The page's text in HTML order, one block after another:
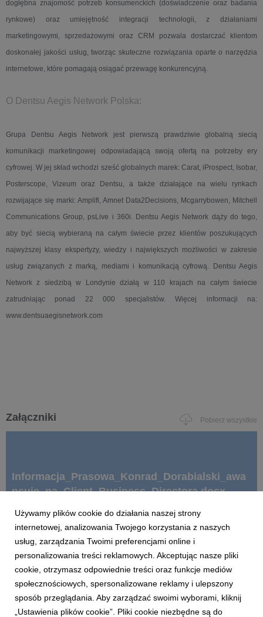
dogłębna znajomość potrzeb konsumenckich (doświadczenie oraz badania
rynkowe) oraz umiejętność integracji technologii, z działaniami
marketingowymi, sprzedażowymi oraz CRM pozwala dostarczać klientom
doskonałej jakości usług, tworząc skuteczne rozwiązania oparte o narzędzia
internetowe, które pomagają osiągać przewagę konkurencyjną.
O Dentsu Aegis Network Polska:
Grupa Dentsu Aegis Network jest pierwszą prawdziwie globalną siecią
komunikacji marketingowej odpowiadającą swoją ofertą na potrzeby ery
cyfrowej. W jej skład wchodzi sześć globalnych marek: Carat, iProspect, Isobar,
Posterscope, Vizeum oraz Dentsu, a także działające na wielu rynkach
rozwijające się marki: Amplifi, Amnet Data2Decisions, Mcgarrybowen, Mitchell
Communications Group, psLive i 360i. Dentsu Aegis Network dąży do tego,
aby być siecią wybieraną na całym świecie przez klientów poszukujących
najwyższej klasy ekspertyzy, wiedzy i największych możliwości w zakresie
usług związanych z marką, mediami i komunikacją cyfrową. Dentsu Aegis
Network z siedzibą w Londynie działą w 110 krajach na całym świecie
zatrudniając ponad 22 000 specjalistów. Więcej informacji na:
www.dentsuaegisnetwork.com
Załączniki Pobierz wszystkie
Informacja_Prasowa_Konrad_Dorabialski_awa
nsuje_na_Client_Business_Directora.docx
docx|737 KB
Używamy plików cookie do działania naszej strony
internetowej, analizowania Twojego korzystania z naszych
usług, zarządzania Twoimi preferencjami online i
personalizowania treści reklamowych. Akceptując nasze pliki
cookie, otrzymasz odpowiednie treści oraz funkcje mediów
społecznościowych, spersonalizowane reklamy i ulepszony
sposób przeglądania. Aby zarządzać swoimi wyborami, kliknij
„Ustawienia plików cookie”. Pliki cookie niezbędne są do